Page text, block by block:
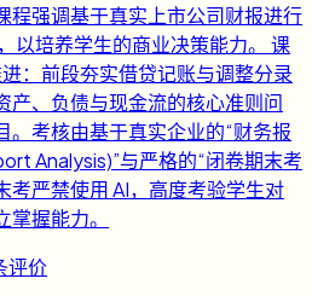
程强调基于真实上市公司财报进行
以培养学生的商业决策能力。 课
：前段夯实借贷记账与调整分录
产、负债与现金流的核心准则问
。考核由基于真实企业的“财务报
Analysis)”与严格的“闭卷期末考
考严禁使用 AI，高度考验学生对
握能力。
评价